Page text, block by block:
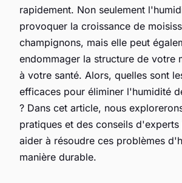
rapidement. Non seulement
provoquer la croissance de
champignons, mais elle peut
endommager la structure de votre
à votre santé. Alors, quelles sont
efficaces pour éliminer l'humidité
? Dans cet article, nous
pratiques et des conseils
aider à résoudre ces problèmes
manière durable.